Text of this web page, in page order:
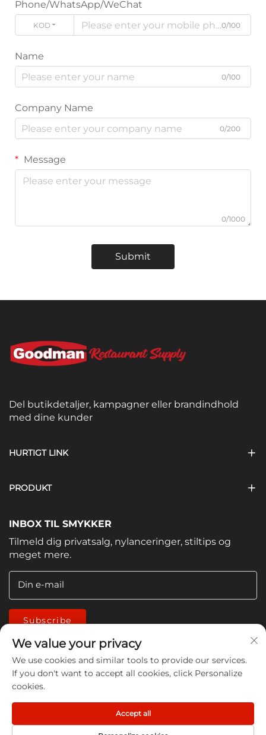
Phone/WhatsApp/WeChat
KODE 0/100
Name
0/100
Company Name
0/200
Message
0/1000
Submit
Del butikdetaljer, kampagner eller brandindhold
med dine kunder
HURTIGT LINK
PRODUKT
INBOX TIL SMYKKER
Tilmeld dig privatsalg, nylanceringer, stiltips og
meget mere.
Din e-mail
Subscribe
Copyright © 2026 China Jiangmen Guanwen cleaning
products Co., LTD. All rights reserved -Privatlivspolitik
We value your privacy
We use cookies and similar tools to provide our services.
If you don't want to accept all cookies, click Personalize
cookies.
Accept all